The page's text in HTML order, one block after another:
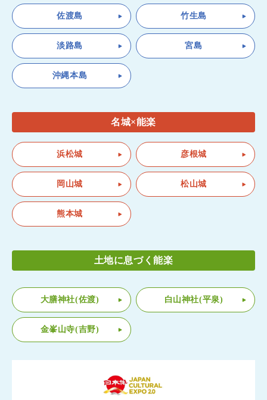
佐渡島 竹生島
淡路島 宮島
沖縄本島
名城×能楽
浜松城 彦根城
岡山城 松山城
熊本城
土地に息づく能楽
大膳神社(佐渡) 白山神社(平泉)
金峯山寺(吉野)